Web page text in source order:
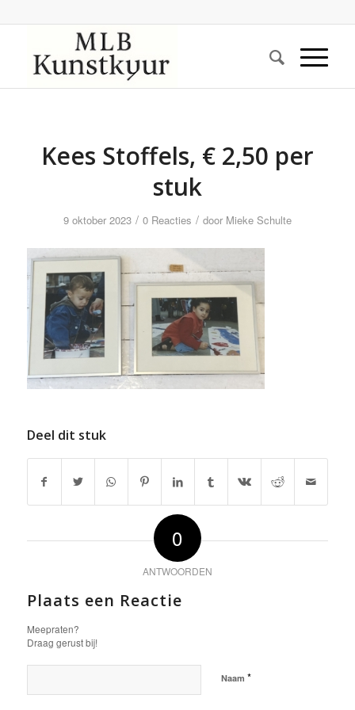
Kees Stoffels, € 2,50 per
stuk
9 oktober 2023 / 0 Reacties / door Mieke Schulte
Deel dit stuk
0
ANTWOORDEN
Plaats een Reactie
Meepraten?
Draag gerust bij!
Naam *